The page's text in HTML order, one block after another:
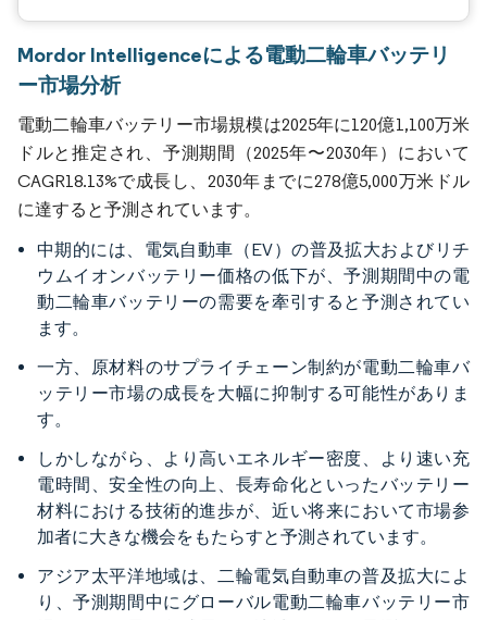
Mordor Intelligenceによる電動二輪車バッテリ
ー市場分析
電動二輪車バッテリー市場規模は2025年に120億1,100万米
ドルと推定され、予測期間（2025年〜2030年）において
CAGR18.13%で成長し、2030年までに278億5,000万米ドル
に達すると予測されています。
中期的には、電気自動車（EV）の普及拡大およびリチ
ウムイオンバッテリー価格の低下が、予測期間中の電
動二輪車バッテリーの需要を牽引すると予測されてい
ます。
一方、原材料のサプライチェーン制約が電動二輪車バ
ッテリー市場の成長を大幅に抑制する可能性がありま
す。
しかしながら、より高いエネルギー密度、より速い充
電時間、安全性の向上、長寿命化といったバッテリー
材料における技術的進歩が、近い将来において市場参
加者に大きな機会をもたらすと予測されています。
アジア太平洋地域は、二輪電気自動車の普及拡大によ
り、予測期間中にグローバル電動二輪車バッテリー市